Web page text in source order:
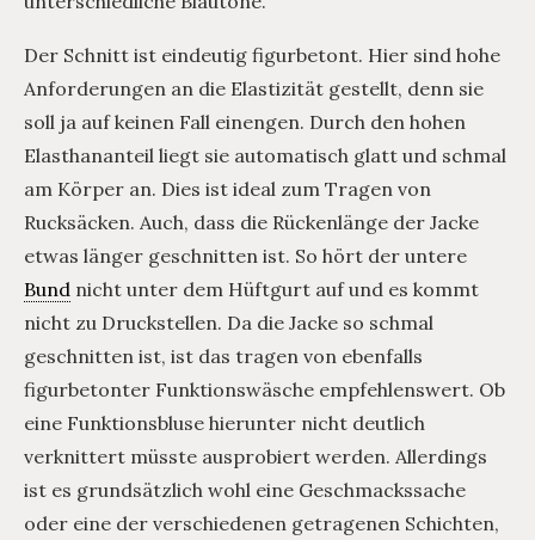
Der Schnitt ist eindeutig figurbetont. Hier sind hohe
Anforderungen an die Elastizität gestellt, denn sie
soll ja auf keinen Fall einengen. Durch den hohen
Elasthananteil liegt sie automatisch glatt und schmal
am Körper an. Dies ist ideal zum Tragen von
Rucksäcken. Auch, dass die Rückenlänge der Jacke
etwas länger geschnitten ist. So hört der untere
Bund nicht unter dem Hüftgurt auf und es kommt
nicht zu Druckstellen. Da die Jacke so schmal
geschnitten ist, ist das tragen von ebenfalls
figurbetonter Funktionswäsche empfehlenswert. Ob
eine Funktionsbluse hierunter nicht deutlich
verknittert müsste ausprobiert werden. Allerdings
ist es grundsätzlich wohl eine Geschmackssache
oder eine der verschiedenen getragenen Schichten,